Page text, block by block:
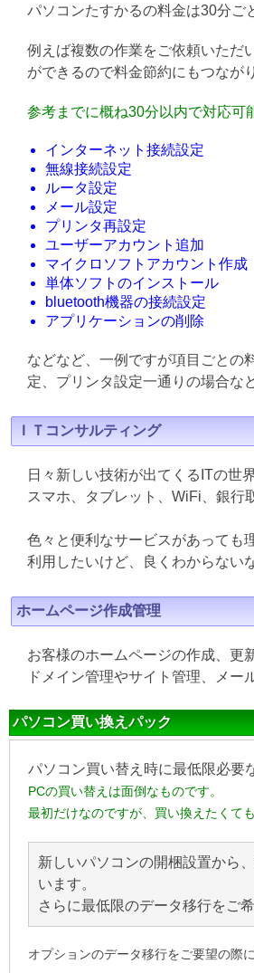
パソコンたすかるの料金は30分ご
例えば複数の作業をご依頼いただ
ができるので料金節約にもつなが
参考までに概ね30分以内で対応可
インターネット接続設定
無線接続設定
ルータ設定
メール設定
プリンタ再設定
ユーザーアカウント追加
マイクロソフトアカウント作成
単体ソフトのインストール
bluetooth機器の接続設定
アプリケーションの削除
などなど、一例ですが項目ごとの
定、プリンタ設定一通りの場合な
ＩＴコンサルティング
日々新しい技術が出てくるITの世
スマホ、タブレット、WiFi、銀行
色々と便利なサービスがあっても
利用したいけど、良くわからない
ホームページ作成管理
お客様のホームページの作成、更
ドメイン管理やサイト管理、メー
パソコン買い換えパック
パソコン買い替え時に最低限必要
PCの買い替えは面倒なものです。
最初だけなのですが、買い換えたくて
新しいパソコンの開梱設置から
います。
さらに最低限のデータ移行をご
オプションのデータ移行をご要望の際